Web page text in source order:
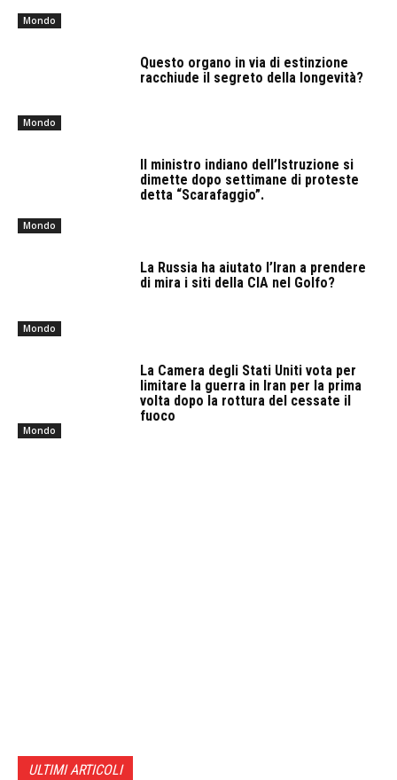
Mondo
Mondo
Questo organo in via di estinzione
racchiude il segreto della longevità?
Mondo
Il ministro indiano dell’Istruzione si
dimette dopo settimane di proteste
detta “Scarafaggio”.
Mondo
La Russia ha aiutato l’Iran a prendere
di mira i siti della CIA nel Golfo?
Mondo
La Camera degli Stati Uniti vota per
limitare la guerra in Iran per la prima
volta dopo la rottura del cessate il
fuoco
ULTIMI ARTICOLI